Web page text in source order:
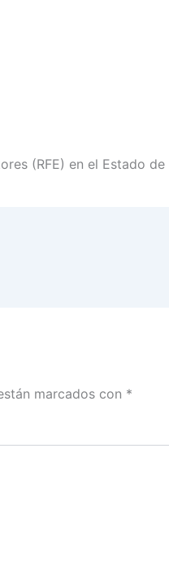
(RFE) en el Estado de
marcados con *